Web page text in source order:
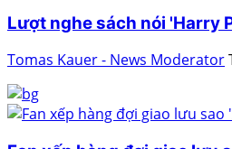
Lượt nghe sách nói 'Harry
Tomas Kauer - News Moderator